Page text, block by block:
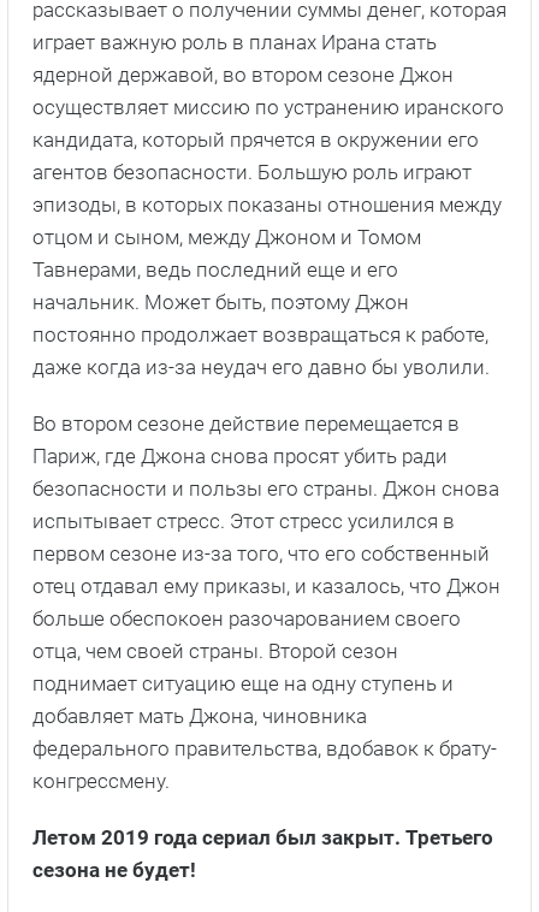
рассказывает о получении суммы денег, которая
играет важную роль в планах Ирана стать
ядерной державой, во втором сезоне Джон
осуществляет миссию по устранению иранского
кандидата, который прячется в окружении его
агентов безопасности. Большую роль играют
эпизоды, в которых показаны отношения между
отцом и сыном, между Джоном и Томом
Тавнерами, ведь последний еще и его
начальник. Может быть, поэтому Джон
постоянно продолжает возвращаться к работе,
даже когда из-за неудач его давно бы уволили.
Во втором сезоне действие перемещается в
Париж, где Джона снова просят убить ради
безопасности и пользы его страны. Джон снова
испытывает стресс. Этот стресс усилился в
первом сезоне из-за того, что его собственный
отец отдавал ему приказы, и казалось, что Джон
больше обеспокоен разочарованием своего
отца, чем своей страны. Второй сезон
поднимает ситуацию еще на одну ступень и
добавляет мать Джона, чиновника
федерального правительства, вдобавок к брату-
конгрессмену.
Летом 2019 года сериал был закрыт. Третьего
сезона не будет!